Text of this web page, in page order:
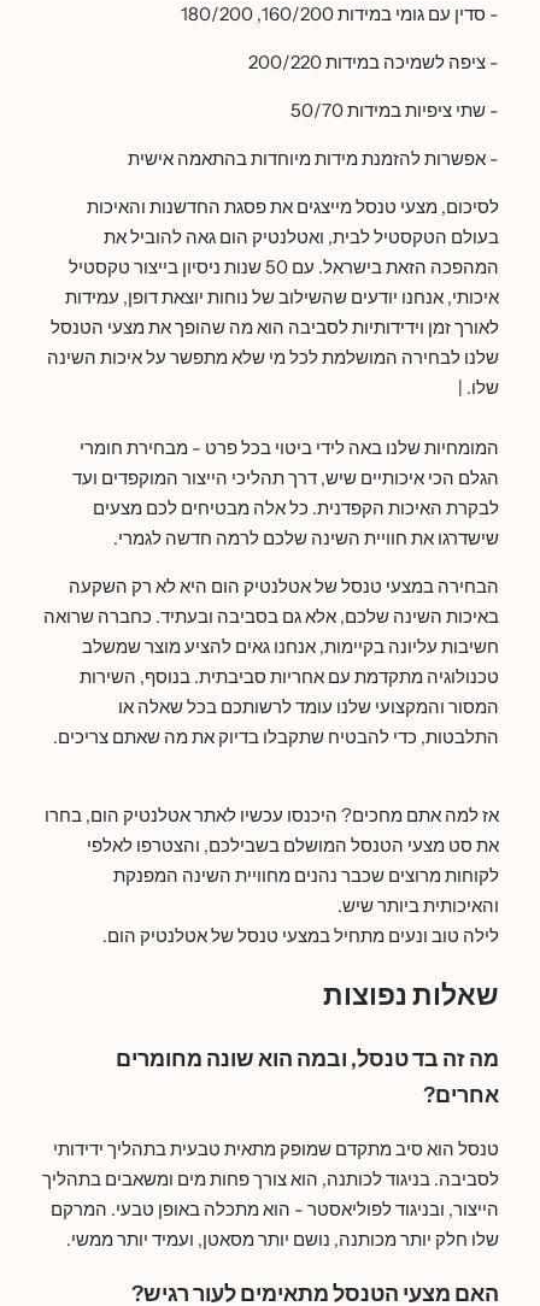
- סדין עם גומי במידות 160/200, 180/200
- ציפה לשמיכה במידות 200/220
- שתי ציפיות במידות 50/70
- אפשרות להזמנת מידות מיוחדות בהתאמה אישית
לסיכום, מצעי טנסל מייצגים את פסגת החדשנות והאיכות
בעולם הטקסטיל לבית, ואטלנטיק הום גאה להוביל את
המהפכה הזאת בישראל. עם 50 שנות ניסיון בייצור טקסטיל
איכותי, אנחנו יודעים שהשילוב של נוחות יוצאת דופן, עמידות
לאורך זמן וידידותיות לסביבה הוא מה שהופך את מצעי הטנסל
שלנו לבחירה המושלמת לכל מי שלא מתפשר על איכות השינה
שלו. |
המומחיות שלנו באה לידי ביטוי בכל פרט - מבחירת חומרי
הגלם הכי איכותיים שיש, דרך תהליכי הייצור המוקפדים ועד
לבקרת האיכות הקפדנית. כל אלה מבטיחים לכם מצעים
שישדרגו את חוויית השינה שלכם לרמה חדשה לגמרי.
הבחירה במצעי טנסל של אטלנטיק הום היא לא רק השקעה
באיכות השינה שלכם, אלא גם בסביבה ובעתיד. כחברה שרואה
חשיבות עליונה בקיימות, אנחנו גאים להציע מוצר שמשלב
טכנולוגיה מתקדמת עם אחריות סביבתית. בנוסף, השירות
המסור והמקצועי שלנו עומד לרשותכם בכל שאלה או
התלבטות, כדי להבטיח שתקבלו בדיוק את מה שאתם צריכים.
אז למה אתם מחכים? היכנסו עכשיו לאתר אטלנטיק הום, בחרו
את סט מצעי הטנסל המושלם בשבילכם, והצטרפו לאלפי
לקוחות מרוצים שכבר נהנים מחוויית השינה המפנקת
והאיכותית ביותר שיש.
לילה טוב ונעים מתחיל במצעי טנסל של אטלנטיק הום.
שאלות נפוצות
מה זה בד טנסל, ובמה הוא שונה מחומרים
אחרים?
טנסל הוא סיב מתקדם שמופק מתאית טבעית בתהליך ידידותי
לסביבה. בניגוד לכותנה, הוא צורך פחות מים ומשאבים בתהליך
הייצור, ובניגוד לפוליאסטר - הוא מתכלה באופן טבעי. המרקם
שלו חלק יותר מכותנה, נושם יותר מסאטן, ועמיד יותר ממשי.
האם מצעי הטנסל מתאימים לעור רגיש?